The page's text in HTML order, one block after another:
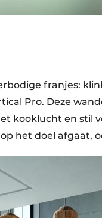
franjes:
Pro. Deze
kooklucht en stil
het doel afgaat,